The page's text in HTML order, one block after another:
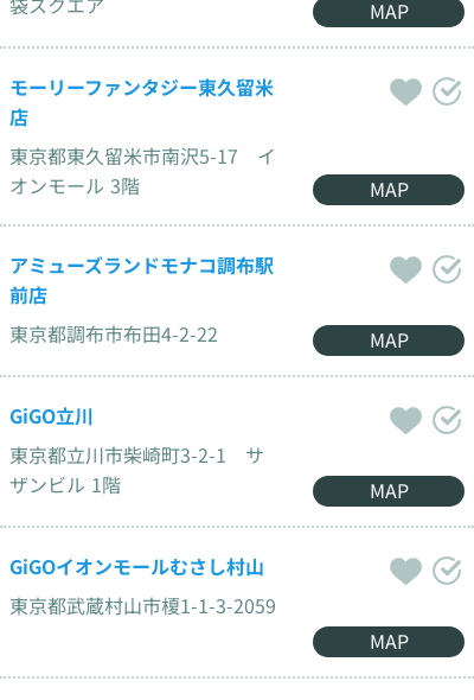
MAP
モーリーファンタジー東久留米
店
東京都東久留米市南沢5-17 イ
オンモール 3階
MAP
アミューズランドモナコ調布駅
前店
東京都調布市布田4-2-22
MAP
GiGO立川
東京都立川市柴崎町3-2-1 サ
ザンビル 1階
MAP
GiGOイオンモールむさし村山
東京都武蔵村山市榎1-1-3-2059
MAP